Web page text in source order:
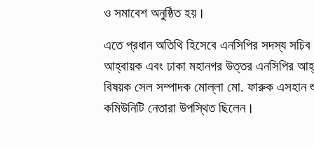
ও সমাবেশ অনুষ্ঠিত হয়।
এতে প্রধান অতিথি হিসেবে এনসিপির সদস্য
আহ্বায়ক এবং ঢাকা মহানগর উত্তর এনসিপির
বিষয়ক সেল সম্পাদক মোল্লা মো. ফারুক এসহান
কমিউনিটি নেতারা উপস্থিত ছিলেন।